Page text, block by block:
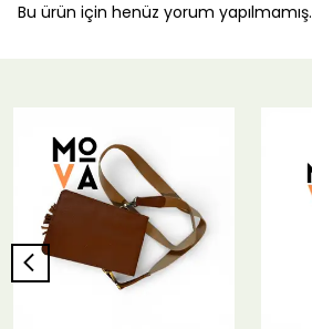
Bu ürün için henüz yorum yapılmamış.